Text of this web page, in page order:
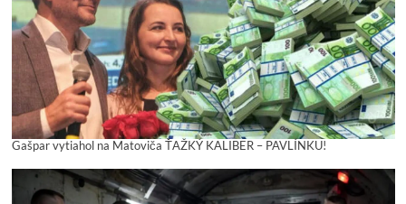
Gašpar vytiahol na Matoviča ŤAŽKÝ KALIBER – PAVLÍNKU!